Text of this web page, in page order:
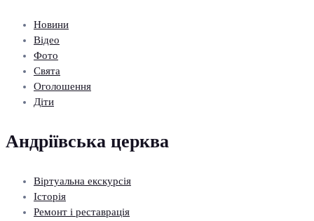
Новини
Відео
Фото
Свята
Оголошення
Діти
Андріївська церква
Віртуальна екскурсія
Історія
Ремонт і реставрація